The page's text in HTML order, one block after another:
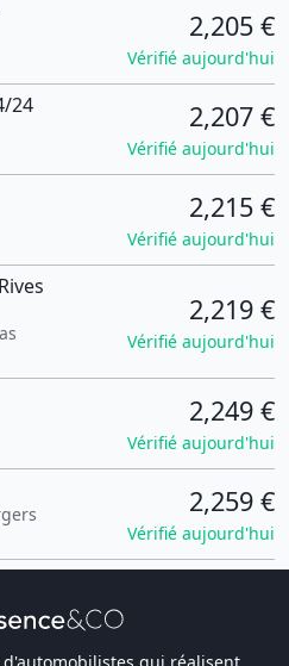
2,205 €
Vérifié aujourd'hui
24 2,207 €
Vérifié aujourd'hui
2,215 €
Vérifié aujourd'hui
2,219 €
Vérifié aujourd'hui
2,249 €
Vérifié aujourd'hui
2,259 €
Vérifié aujourd'hui